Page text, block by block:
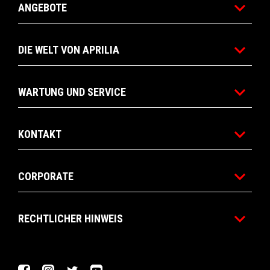
ANGEBOTE
DIE WELT VON APRILIA
WARTUNG UND SERVICE
KONTAKT
CORPORATE
RECHTLICHER HINWEIS